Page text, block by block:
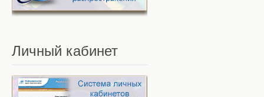
Личный кабинет